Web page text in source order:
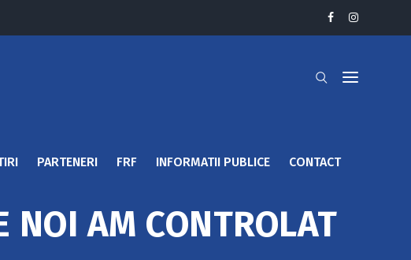
PARTENERI FRF INFORMATII PUBLICE CONTACT
NOI AM CONTROLAT